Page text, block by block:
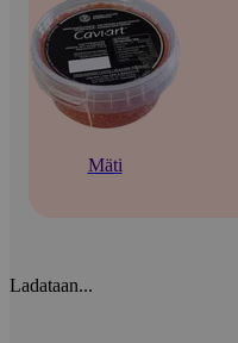
Mäti
Ladataan...